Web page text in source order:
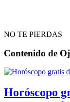
NO TE PIERDAS
Contenido de
Horóscopo